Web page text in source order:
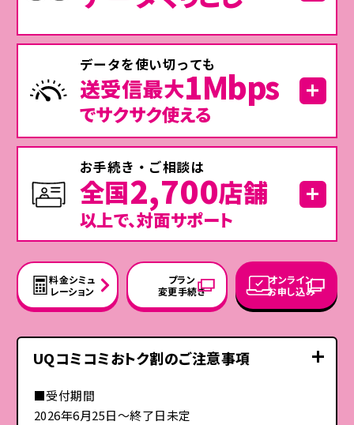
合、日割りとはならず満額がかかります。
受付終了）」からの契約変更（店頭、My auからお手続きが可能）に
よりご加入いただけます。
※本プランからのプラン変更、お乗りかえ（MNP）のお手続きはできま
※利用者の変更、解約・一時休止、譲渡（家族間も含む）・承継をした
場合、本プランは継続してご利用いただけません。
※電話ユニバーサルサービス料、ブロードバンドユニバーサルサービ
ス料および電話リレーサービス料は、当面の間無料です。
【au Starlink Direct専用プラン＋ 事務手数料相当額還元】
※1名義につき1回のみの適用となります。
※本料金プランご加入翌月4日までにau IDの取得とau PAYサービス
利用規約への同意が必要です。次の（1）～（2）の場合は、特典還元
の対象外となる場合があります。
(1)au IDが削除または無効となっている、もしくは譲渡・承継してい
る場合。
(2)「au PAY（コード支払い／ネット支払い／auかんたん決済）／au
がある場合。
※還元時点で、au PAYの「残高上限額超過」「一時停止」をされている
場合(お客さまご自身での一時停止操作、盗難・紛失等による利用
停止、不正利用等による一時停止を含む)は還元が非適用となる場
合があります。
【対象プランセット割引】
※前月末時点で同一のau IDに紐づくau／UQ mobile回線が解約、
適用を終了します。
【au 5G／au 4G LTEエリアでの通信速度制限】
★1. UQ mobileはau 5G Fast Laneに対応しておりません。
スペリエンス」評価などに基づき、au回線を通じて、ネットワークに接続した際
にお客さまにとってより快適で安定したサポートを実現することを指します。
★3. Opensignal社の国内主要MNO4社を比較した直近過去3回の25/10（データ
提供期間:2025/7/11～10/8）、25/4（データ提供期間:2025/1/1～3/31）、
24/10（データ提供期間:2024/7/1～9/28）のレポートにおいても、auは、「一
ポート 2026年4月（国内主要MNO4社比較）において。2026/1/1～3/31の期
間に記録されたモバイル測定値の独自分析に基づく© 2026 Opensignal
Limited. 詳細はOpensignalウェブサイトをご覧ください。
Powered by KDDI's network
余ったデータ容量は、
無駄なく翌月にくりこせます。
コミコミプランバリューの場合
データを使い切っても
送受信最大1Mbps
でサクサク使える
な時でも最大1Mbpsでサクサク使える！
トクトクプラン2、コミコミプランバリューが対象
お手続き・ご相談は
全国2,700店舗
以上で、対面サポート
きます。
・最適なプランのご相談
料金シミュ
レーション
プラン
変更手続き
オンライン
お申し込み
UQコミコミおトク割のご注意事項
■受付期間
2026年6月25日～終了日未定